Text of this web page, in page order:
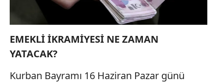
EMEKLİ İKRAMİYESİ NE ZAMAN
YATACAK?
Kurban Bayramı 16 Haziran Pazar günü